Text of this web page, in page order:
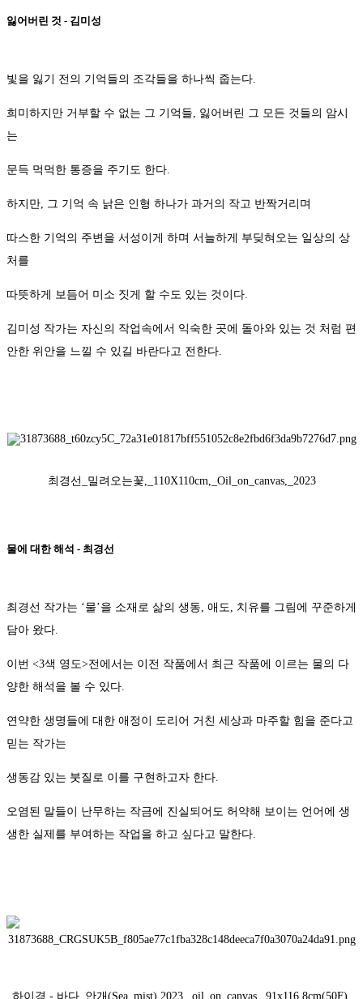
잃어버린 것 - 김미성
빛을 잃기 전의 기억들의 조각들을 하나씩 줍는다.
희미하지만 거부할 수 없는 그 기억들, 잃어버린 그 모든 것들의 암시
는
문득 먹먹한 통증을 주기도 한다.
하지만, 그 기억 속 낡은 인형 하나가 과거의 작고 반짝거리며
따스한 기억의 주변을 서성이게 하며 서늘하게 부딪혀오는 일상의 상
처를
따뜻하게 보듬어 미소 짓게 할 수도 있는 것이다.
김미성 작가는 자신의 작업속에서 익숙한 곳에 돌아와 있는 것 처럼 편
안한 위안을 느낄 수 있길 바란다고 전한다.
최경선_밀려오는꽃,_110X110cm,_Oil_on_canvas,_2023
물에 대한 해석 - 최경선
최경선 작가는 ‘물’을 소재로 삶의 생동, 애도, 치유를 그림에 꾸준하게
담아 왔다.
이번 <3색 영도>전에서는 이전 작품에서 최근 작품에 이르는 물의 다
양한 해석을 볼 수 있다.
연약한 생명들에 대한 애정이 도리어 거친 세상과 마주할 힘을 준다고
믿는 작가는
생동감 있는 붓질로 이를 구현하고자 한다.
오염된 말들이 난무하는 작금에 진실되어도 허약해 보이는 언어에 생
생한 실제를 부여하는 작업을 하고 싶다고 말한다.
하이경 - 바다_안개(Sea_mist).2023._oil_on_canvas,_91x116.8cm(50F).